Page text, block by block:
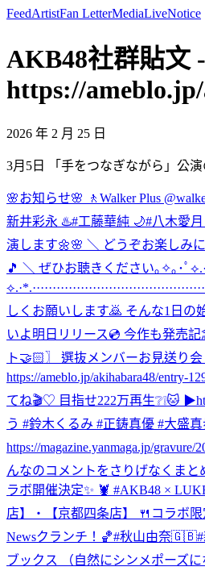
FeedArtistFan LetterMediaLiveNotice
AKB48社群貼文
https://
2026 年 2 月 25 日
3月5日 「手をつなぎながら」公演
🌸お知らせ🌸 🚶Walker Plus
新井彩永 ♨️#工藤華純 🌙#八木愛
演します🌼🌸 ＼ どうぞお楽しみ
🎵 ＼ ぜひお聴きください｡✧｡･ﾟ
しくお願いします🙇 そんな1日
いよ明日リリース💿 今作も発売
ト🤝🏻〗 選抜メンバーお見送り
https://ameblo.jp/akihabara48/entry-
てね🎬♡ 目指せ222万再生❔❕🐱
う #鈴木くるみ #正鋳真優 #大盛
https://magazine.yanmaga.jp/gravure/
んなのコメントをさりげなくま
ラボ開催決定✨ 🦞 #AKB48 ×
店】・【京都四条店】 🍴コラボ
Newsクランチ！🏀#秋山由奈🇬🇧#
ブックス （自然にシンメポーズ